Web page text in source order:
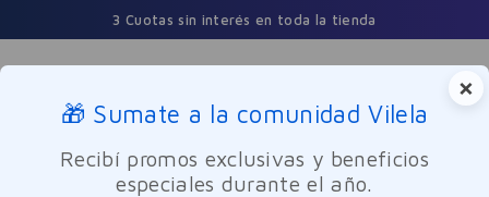
3 Cuotas sin interés en toda la tienda
Buscar
×
🎁 Sumate a la comunidad Vilela
Recibí promos exclusivas y beneficios
especiales durante el año.